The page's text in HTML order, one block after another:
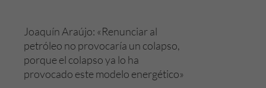
Joaquín Araújo: «Renunciar al
petróleo no provocaría un colapso,
porque el colapso ya lo ha
provocado este modelo energético»